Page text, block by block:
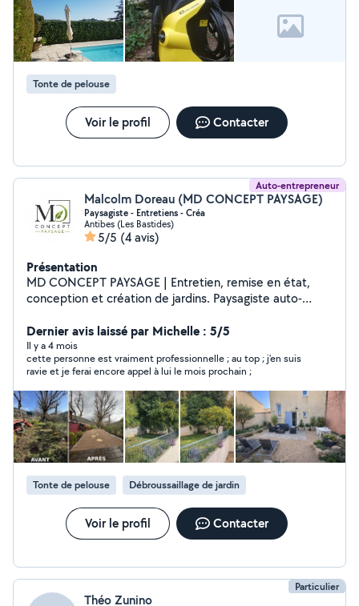
Tonte de pelouse
Voir le profil Contacter
Auto-entrepreneur
Malcolm Doreau (MD CONCEPT PAYSAGE)
Paysagiste - Entretiens - Créa
Antibes (Les Bastides)
5/5 (4 avis)
Présentation
MD CONCEPT PAYSAGE | Entretien, remise en état,
conception et création de jardins. Paysagiste auto-
débroussaillage Taille de haies & arbustes Désherbage
& remise en état Petits abattages Traitement
phytosanitaire Arrosage automatique Pose gazon
(synthétique ou naturel) Création d'espaces minérales
(gravier, galets) Travail propre et soigné Matériel
professionnel Évacuation possible Devis rapide
Intervention rapide sur Antibes, Juan-les-Pins, Vallauris,
Cannes et alentours. Contactez-moi pour redonner vie à
votre jardin !
Dernier avis laissé par Michelle : 5/5
Il y a 4 mois
cette personne est vraiment professionnelle ; au top ; j'en suis
ravie et je ferai encore appel à lui le mois prochain ;
Tonte de pelouse Débroussaillage de jardin
Voir le profil Contacter
Particulier
Théo Zunino